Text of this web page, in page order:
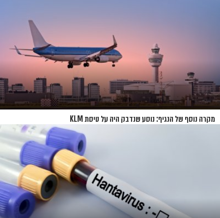
מקרה נוסף של הנגיף: נוסע שנדבק היה על טיסת KLM